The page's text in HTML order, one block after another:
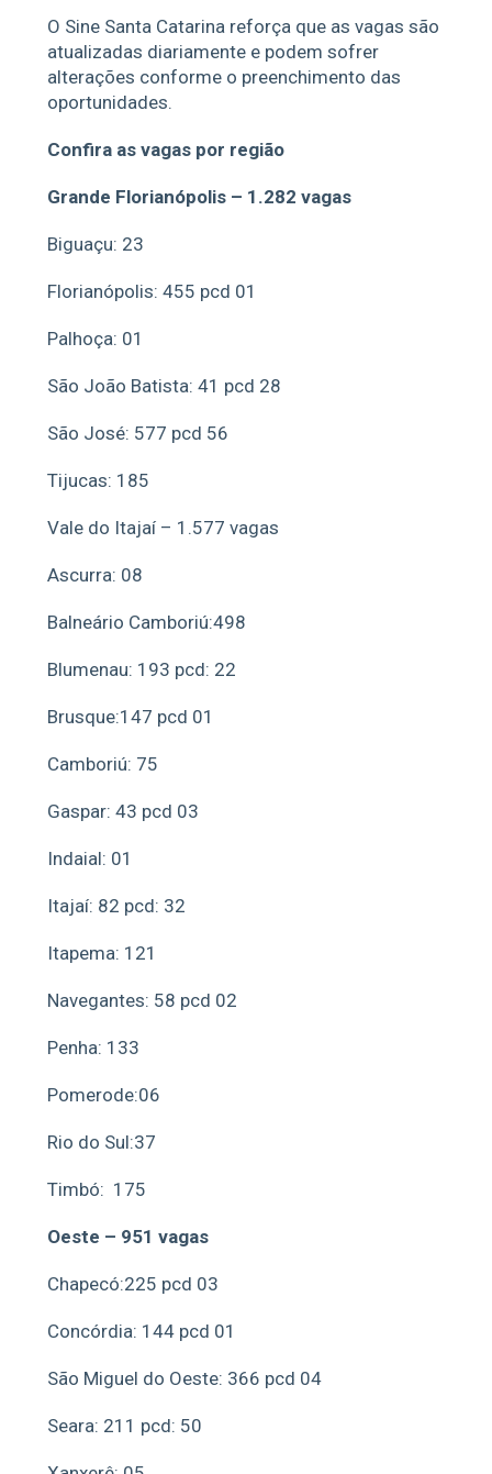
O Sine Santa Catarina reforça que as vagas são
atualizadas diariamente e podem sofrer
alterações conforme o preenchimento das
oportunidades.
Confira as vagas por região
Grande Florianópolis – 1.282 vagas
Biguaçu: 23
Florianópolis: 455 pcd 01
Palhoça: 01
São João Batista: 41 pcd 28
São José: 577 pcd 56
Tijucas: 185
Vale do Itajaí – 1.577 vagas
Ascurra: 08
Balneário Camboriú:498
Blumenau: 193 pcd: 22
Brusque:147 pcd 01
Camboriú: 75
Gaspar: 43 pcd 03
Indaial: 01
Itajaí: 82 pcd: 32
Itapema: 121
Navegantes: 58 pcd 02
Penha: 133
Pomerode:06
Rio do Sul:37
Timbó: 175
Oeste – 951 vagas
Chapecó:225 pcd 03
Concórdia: 144 pcd 01
São Miguel do Oeste: 366 pcd 04
Seara: 211 pcd: 50